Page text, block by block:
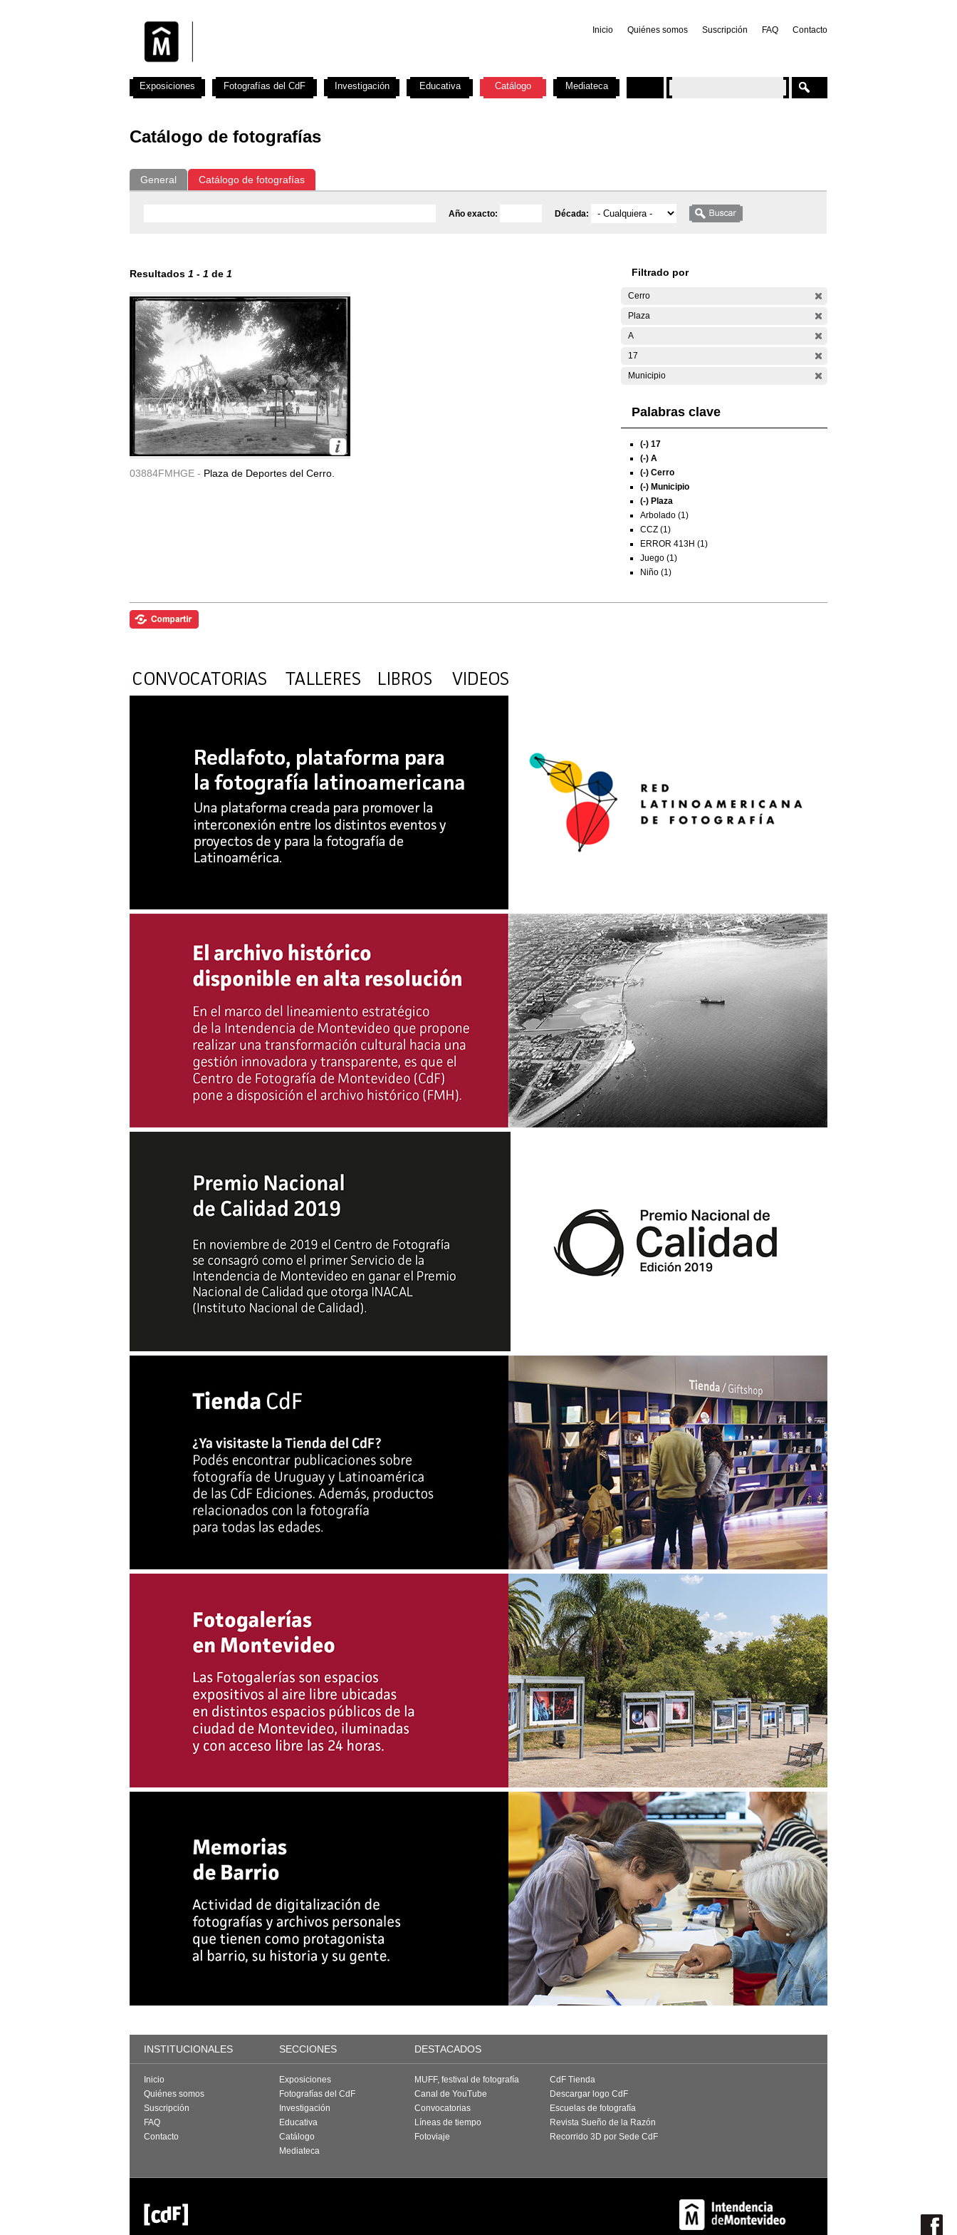
Inicio Quiénes somos Suscripción FAQ Contacto
Catálogo de fotografías
General Catálogo de fotografías
Año exacto: Década:
Resultados 1 - 1 de 1
03884FMHGE - Plaza de Deportes del Cerro.
Filtrado por
Cerro
Plaza
A
17
Municipio
Palabras clave
(-) 17
(-) A
(-) Cerro
(-) Municipio
(-) Plaza
Arbolado (1)
CCZ (1)
ERROR 413H (1)
Juego (1)
Niño (1)
Exposiciones Fotografías del CdF Investigación Educativa Catálogo Mediateca
INSTITUCIONALES SECCIONES DESTACADOS
Inicio
Quiénes somos
Suscripción
FAQ
Contacto
Exposiciones
Fotografías del CdF
Investigación
Educativa
Catálogo
Mediateca
MUFF, festival de fotografía
Canal de YouTube
Convocatorias
Líneas de tiempo
Fotoviaje
CdF Tienda
Descargar logo CdF
Escuelas de fotografía
Revista Sueño de la Razón
Recorrido 3D por Sede CdF